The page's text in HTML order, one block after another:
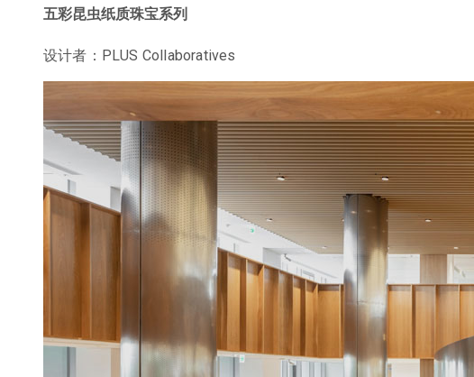
五彩昆虫纸质珠宝系列
设计者：PLUS Collaboratives